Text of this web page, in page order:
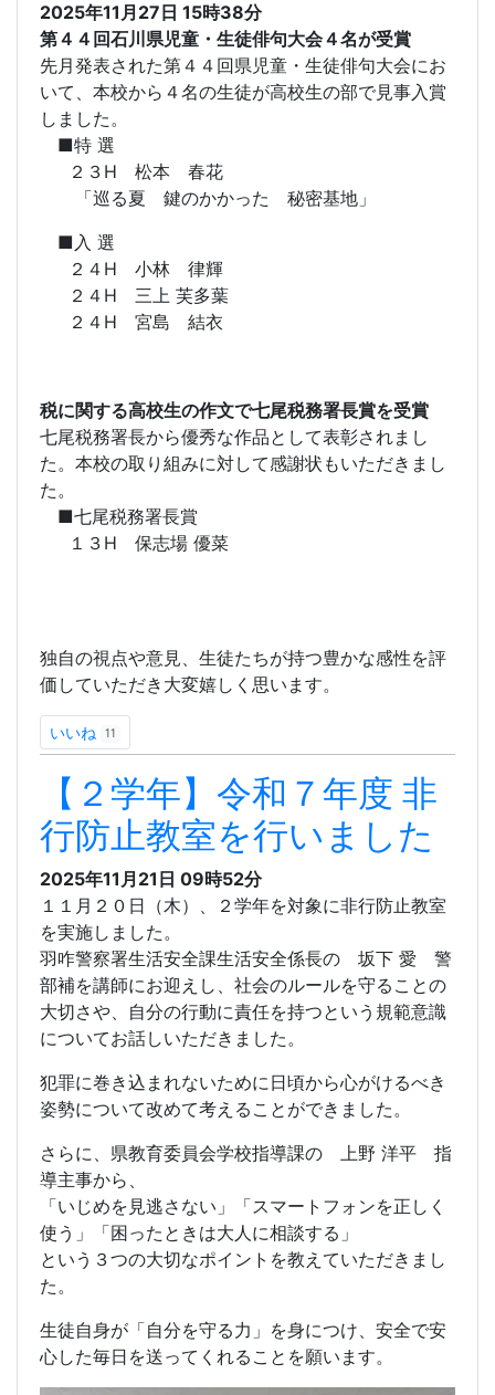
2025年11月27日 15時38分
第４４回石川県児童・生徒俳句大会４名が受賞
先月発表された第４４回県児童・生徒俳句大会にお
いて、本校から４名の生徒が高校生の部で見事入賞
しました。
■特 選
２３H 松本 春花
「巡る夏 鍵のかかった 秘密基地」
■入 選
２４H 小林 律輝
２４H 三上 芙多葉
２４H 宮島 結衣
税に関する高校生の作文で七尾税務署長賞を受賞
七尾税務署長から優秀な作品として表彰されまし
た。本校の取り組みに対して感謝状もいただきまし
た。
■七尾税務署長賞
１３H 保志場 優菜
独自の視点や意見、生徒たちが持つ豊かな感性を評
価していただき大変嬉しく思います。
いいね 11
【２学年】令和７年度 非
行防止教室を行いました
2025年11月21日 09時52分
１１月２０日（木）、２学年を対象に非行防止教室
を実施しました。
羽咋警察署生活安全課生活安全係長の 坂下 愛 警
部補を講師にお迎えし、社会のルールを守ることの
大切さや、自分の行動に責任を持つという規範意識
についてお話しいただきました。
犯罪に巻き込まれないために日頃から心がけるべき
姿勢について改めて考えることができました。
さらに、県教育委員会学校指導課の 上野 洋平 指
導主事から、
「いじめを見逃さない」「スマートフォンを正しく
使う」「困ったときは大人に相談する」
という３つの大切なポイントを教えていただきまし
た。
生徒自身が「自分を守る力」を身につけ、安全で安
心した毎日を送ってくれることを願います。